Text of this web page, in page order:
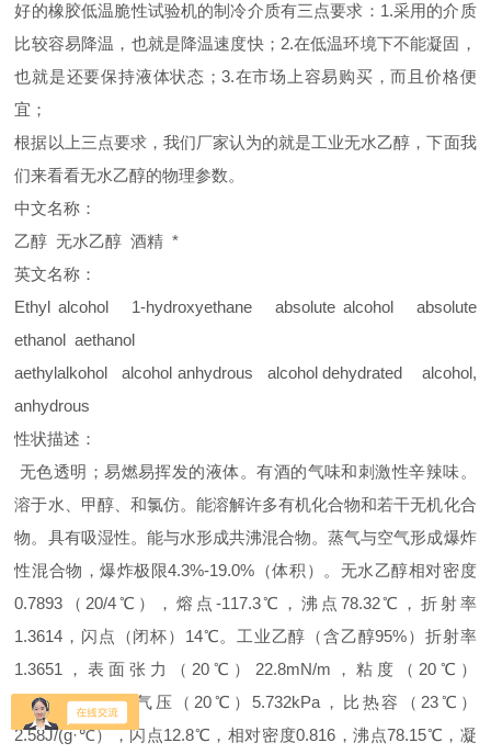
好的橡胶低温脆性试验机的制冷介质有三点要求：1.采用的介质
比较容易降温，也就是降温速度快；2.在低温环境下不能凝固，
也就是还要保持液体状态；3.在市场上容易购买，而且价格便
宜；
根据以上三点要求，我们厂家认为的就是工业无水乙醇，下面我
们来看看无水乙醇的物理参数。
中文名称：
乙醇 无水乙醇 酒精 *
英文名称：
Ethyl alcohol 1-hydroxyethane absolute alcohol absolute
ethanol aethanol
aethylalkohol alcohol anhydrous alcohol dehydrated alcohol,
anhydrous
性状描述：
无色透明；易燃易挥发的液体。有酒的气味和刺激性辛辣味。
溶于水、甲醇、和氯仿。能溶解许多有机化合物和若干无机化合
物。具有吸湿性。能与水形成共沸混合物。蒸气与空气形成爆炸
性混合物，爆炸极限4.3%-19.0%（体积）。无水乙醇相对密度
0.7893（20/4℃），熔点-117.3℃，沸点78.32℃，折射率
1.3614，闪点（闭杯）14℃。工业乙醇（含乙醇95%）折射率
1.3651，表面张力（20℃）22.8mN/m，粘度（20℃）
1.41mPa·s，蒸气压（20℃）5.732kPa，比热容（23℃）
2.58J/(g·℃），闪点12.8℃，相对密度0.816，沸点78.15℃，凝